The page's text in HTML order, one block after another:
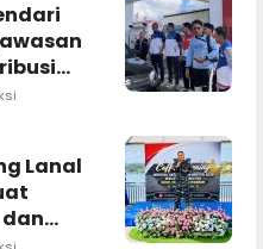
Lanal
dan